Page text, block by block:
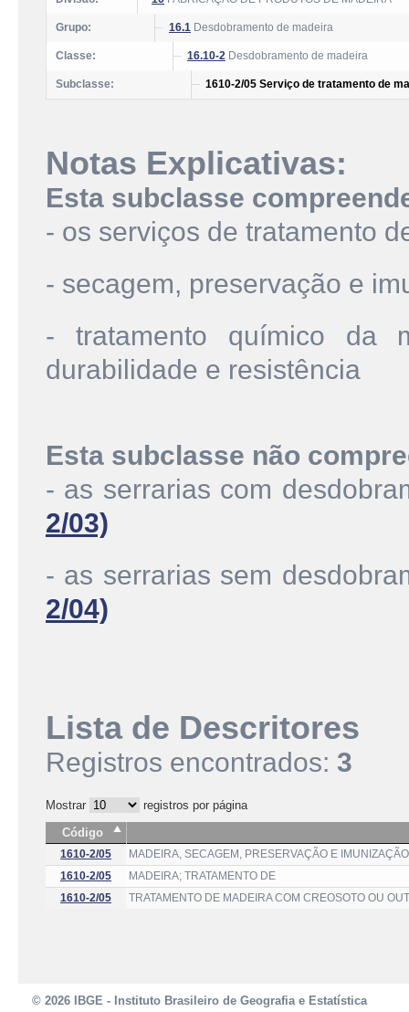
Grupo: 16.1 Desdobramento de madeira
Classe: 16.10-2 Desdobramento de madeira
Subclasse: 1610-2/05 Serviço de tratamento de
Notas Explicativas:
Esta subclasse
- os serviços de tratamento
- secagem, preservação e
- tratamento químico da
durabilidade e resistência
Esta subclasse não
- as serrarias com
2/03)
- as serrarias sem
2/04)
Lista de Descritores
Registros encontrados: 3
Mostrar
registros por página
Código
1610-2/05
MADEIRA, SECAGEM, PRESERVAÇÃO E
1610-2/05
MADEIRA; TRATAMENTO DE
1610-2/05
TRATAMENTO DE MADEIRA COM CREOSOTO OU
© 2026 IBGE - Instituto Brasileiro de Geografia e Estatística